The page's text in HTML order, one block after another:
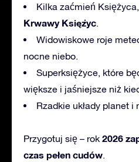
Kilka zaćmień
Krwawy Księżyc.
Widowiskowe roje
nocne niebo.
Superksiężyce, które
większe i jaśniejsze niż
Rzadkie układy planet
Przygotuj się – rok 2026
czas pełen cudów.